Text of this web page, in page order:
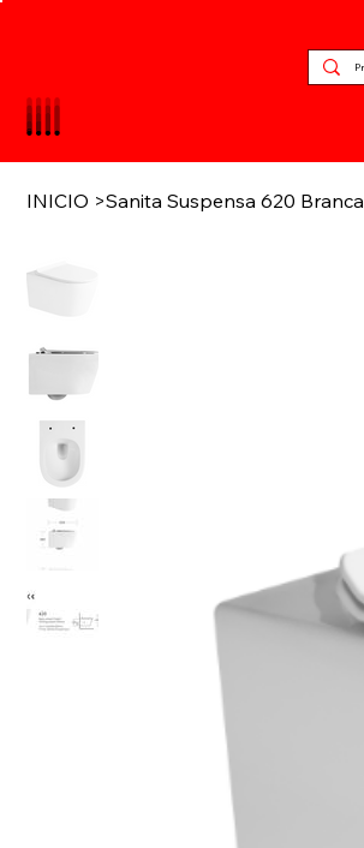
INICIO >Sanita Suspensa 620 Branca